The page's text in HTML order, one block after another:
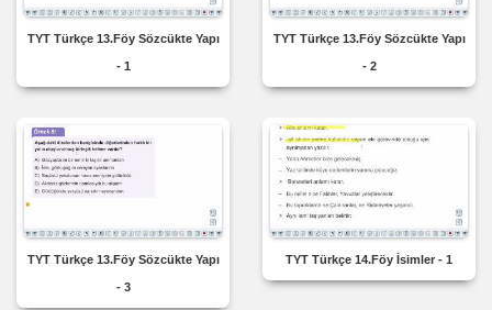
TYT Türkçe 13.Föy Sözcükte Yapı
- 1
TYT Türkçe 13.Föy Sözcükte Yapı
- 2
TYT Türkçe 13.Föy Sözcükte Yapı
- 3
TYT Türkçe 14.Föy İsimler - 1